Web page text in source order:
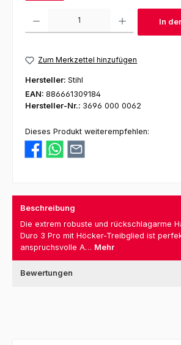
Produkt Anzahl: Gib den gewünschten Wert
In
Zum Merkzettel hinzufügen
Hersteller: Stihl
EAN: 886661309184
Hersteller-Nr.: 3696 000 0062
Dieses Produkt weiterempfehlen:
Beschreibung
Die extrem robuste und rückschlagarme
Duro 3 Pro mit Höcker-Treibglied ist
anspruchsvolle A… Mehr
Bewertungen